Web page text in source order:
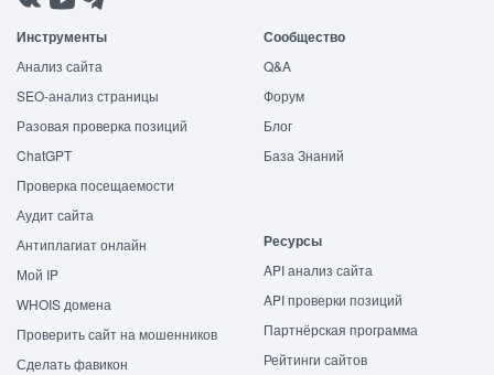
Инструменты
Анализ сайта
SEO-анализ страницы
Разовая проверка позиций
ChatGPT
Проверка посещаемости
Аудит сайта
Антиплагиат онлайн
Мой IP
WHOIS домена
Проверить сайт на мошенников
Сделать фавикон
Сообщество
Q&A
Форум
Блог
База Знаний
Ресурсы
API анализ сайта
API проверки позиций
Партнёрская программа
Рейтинги сайтов